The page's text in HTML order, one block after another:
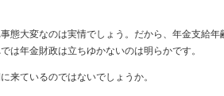
態大変なのは実情でしょう。だから、年金支給年
は年金財政は立ちゆかないのは明らかです。
来ているのではないでしょうか。